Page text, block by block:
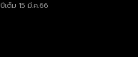
เต็ม 15 มี.ค.66